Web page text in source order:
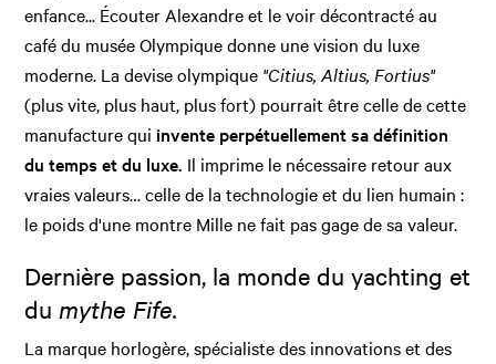
enfance... Écouter Alexandre et le voir décontracté au
café du musée Olympique donne une vision du luxe
moderne. La devise olympique "Citius, Altius, Fortius"
(plus vite, plus haut, plus fort) pourrait être celle de cette
manufacture qui invente perpétuellement sa définition
du temps et du luxe. Il imprime le nécessaire retour aux
vraies valeurs… celle de la technologie et du lien humain :
le poids d'une montre Mille ne fait pas gage de sa valeur.
Dernière passion, la monde du yachting et
du mythe Fife.
La marque horlogère, spécialiste des innovations et des